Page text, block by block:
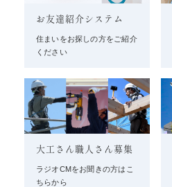
お友達紹介システム
住まいをお探しの方をご紹介
ください
大工さん職人さん募集
ラジオCMをお聞きの方はこ
ちらから